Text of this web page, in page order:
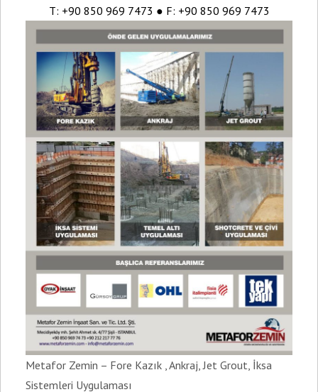
T: +90 850 969 7473 ● F: +90 850 969 7473
Metafor Zemin – Fore Kazık , Ankraj, Jet Grout, İksa
Sistemleri Uygulaması